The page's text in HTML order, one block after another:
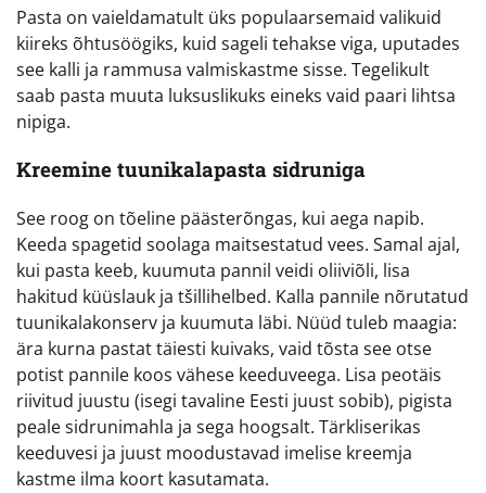
Pasta on vaieldamatult üks populaarsemaid valikuid
kiireks õhtusöögiks, kuid sageli tehakse viga, uputades
see kalli ja rammusa valmiskastme sisse. Tegelikult
saab pasta muuta luksuslikuks eineks vaid paari lihtsa
nipiga.
Kreemine tuunikalapasta sidruniga
See roog on tõeline päästerõngas, kui aega napib.
Keeda spagetid soolaga maitsestatud vees. Samal ajal,
kui pasta keeb, kuumuta pannil veidi oliiviõli, lisa
hakitud küüslauk ja tšillihelbed. Kalla pannile nõrutatud
tuunikalakonserv ja kuumuta läbi. Nüüd tuleb maagia:
ära kurna pastat täiesti kuivaks, vaid tõsta see otse
potist pannile koos vähese keeduveega. Lisa peotäis
riivitud juustu (isegi tavaline Eesti juust sobib), pigista
peale sidrunimahla ja sega hoogsalt. Tärkliserikas
keeduvesi ja juust moodustavad imelise kreemja
kastme ilma koort kasutamata.